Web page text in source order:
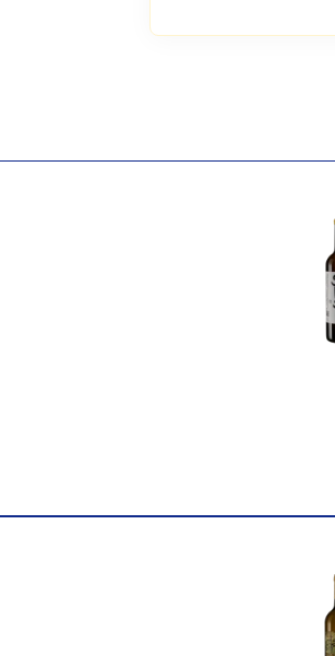
Постачальник